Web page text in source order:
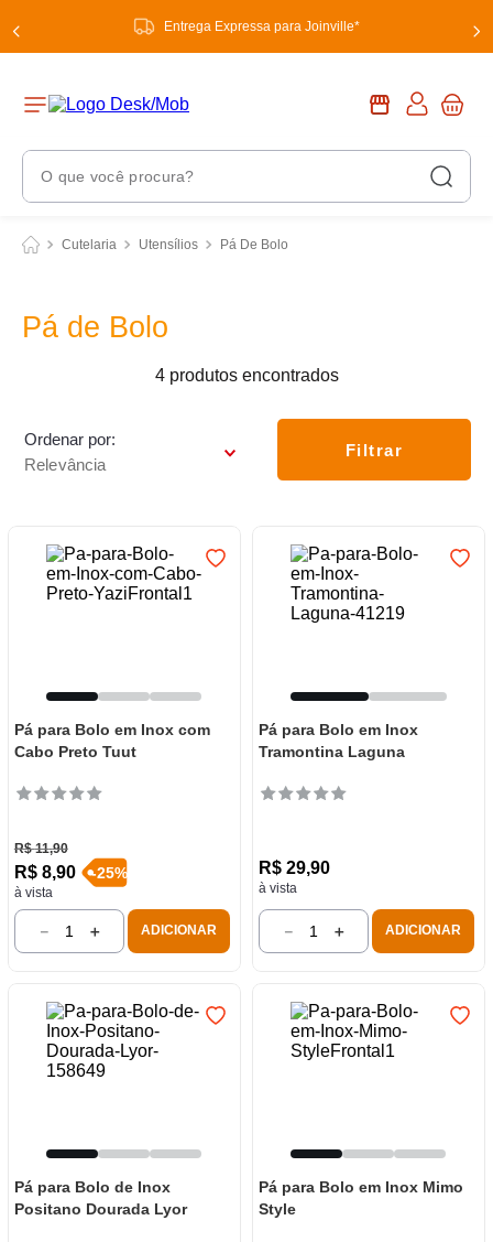
Entrega Expressa para Joinville*
O que você procura?
Cutelaria Utensílios Pá De Bolo
Pá de Bolo
4 produtos
Ordenar por
Relevância
Filtrar
Pá para Bolo em Inox com
Cabo Preto Tuut
R$ 11,90
R$ 8,90
à vista
-25%
＋
－ ADICIONAR
Pá para Bolo em Inox
Tramontina Laguna
R$ 29,90
à vista
＋
－ ADICIONAR
Pá para Bolo de Inox
Positano Dourada Lyor
Pá para Bolo em Inox Mimo
Style
Termos Mais Buscados
2 tinta
5º
6º luminária
8º panelas
9º caneca